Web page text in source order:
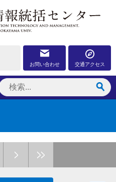
お問い合わせ 交通アクセス
> >>